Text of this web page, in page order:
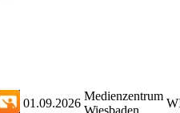
01.09.2026
Medienzentrum